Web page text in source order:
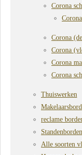
Corona
Corona
Corona
Corona
Corona
Thuiswerken
reclame
Standenborden
Alle soorten